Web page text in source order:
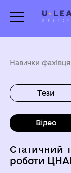
Навички
Тези
Відео
Статичний
роботи